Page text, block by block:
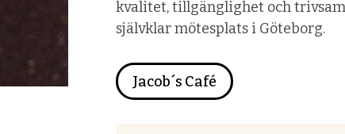
kvalitet, tillgänglighet och
självklar mötesplats i Göteborg.
Jacob´s Café